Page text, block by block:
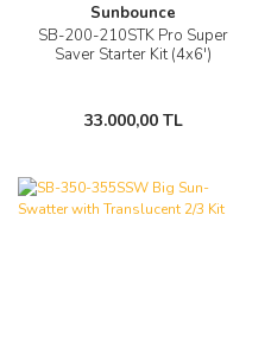
Sunbounce
SB-200-210STK Pro Super
Saver Starter Kit (4x6')
33.000,00 TL